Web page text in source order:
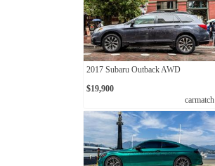
2017 Subaru Outback AWD
$19,900
carmatch